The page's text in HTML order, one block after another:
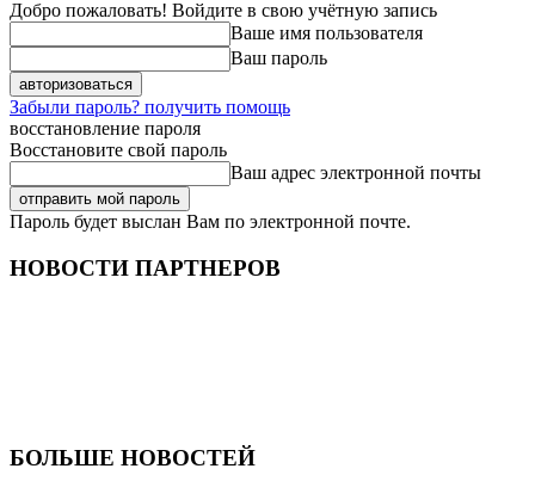
Добро пожаловать! Войдите в свою учётную запись
Ваше имя пользователя
Ваш пароль
Забыли пароль? получить помощь
восстановление пароля
Восстановите свой пароль
Ваш адрес электронной почты
Пароль будет выслан Вам по электронной почте.
НОВОСТИ ПАРТНЕРОВ
БОЛЬШЕ НОВОСТЕЙ